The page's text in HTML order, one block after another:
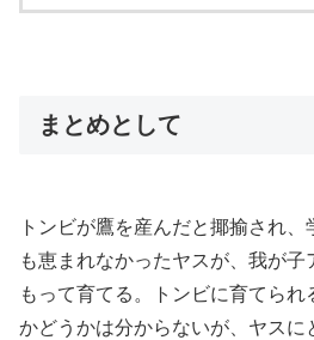
まとめとして
トンビが鷹を産んだと揶揄され、
も恵まれなかったヤスが、我が
もって育てる。トンビに育てられ
かどうかは分からないが、ヤスに